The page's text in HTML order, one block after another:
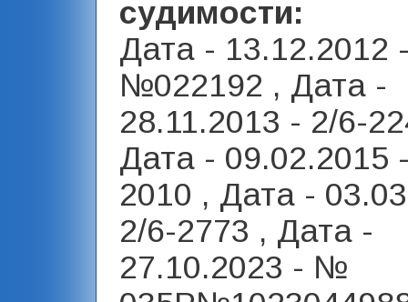
судимости:
Дата - 13.12.2012
№022192 , Дата -
28.11.2013 - 2/6-
Дата - 09.02.2015
2010 , Дата -
2/6-2773 , Дата -
27.10.2023 - №